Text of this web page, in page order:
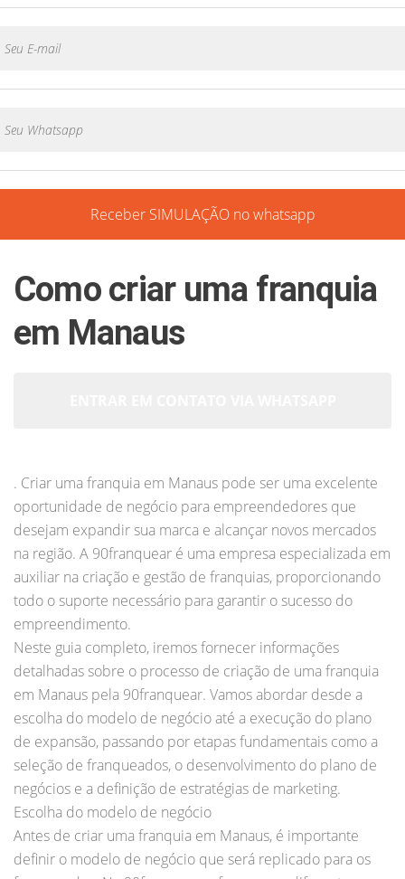
Receber SIMULAÇÃO no whatsapp
Como criar uma franquia
em Manaus
. Criar uma franquia em Manaus pode ser uma excelente
oportunidade de negócio para empreendedores que
desejam expandir sua marca e alcançar novos mercados
na região. A 90franquear é uma empresa especializada em
auxiliar na criação e gestão de franquias, proporcionando
todo o suporte necessário para garantir o sucesso do
empreendimento.
Neste guia completo, iremos fornecer informações
detalhadas sobre o processo de criação de uma franquia
em Manaus pela 90franquear. Vamos abordar desde a
escolha do modelo de negócio até a execução do plano
de expansão, passando por etapas fundamentais como a
seleção de franqueados, o desenvolvimento do plano de
negócios e a definição de estratégias de marketing.
Escolha do modelo de negócio
Antes de criar uma franquia em Manaus, é importante
definir o modelo de negócio que será replicado para os